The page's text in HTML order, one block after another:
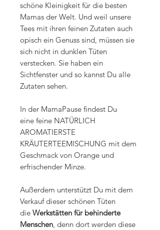
schöne Kleinigkeit für die besten
Mamas der Welt. Und weil unsere
Tees mit ihren feinen Zutaten auch
opisch ein Genuss sind, müssen sie
sich nicht in dunklen Tüten
verstecken. Sie haben ein
Sichtfenster und so kannst Du alle
Zutaten sehen.
In der MamaPause findest Du
eine feine NATÜRLICH
AROMATIERSTE
KRÄUTERTEEMISCHUNG mit dem
Geschmack von Orange und
erfrischender Minze.
Außerdem unterstützt Du mit dem
Verkauf dieser schönen Tüten
die Werkstätten für behinderte
Menschen, denn dort werden diese